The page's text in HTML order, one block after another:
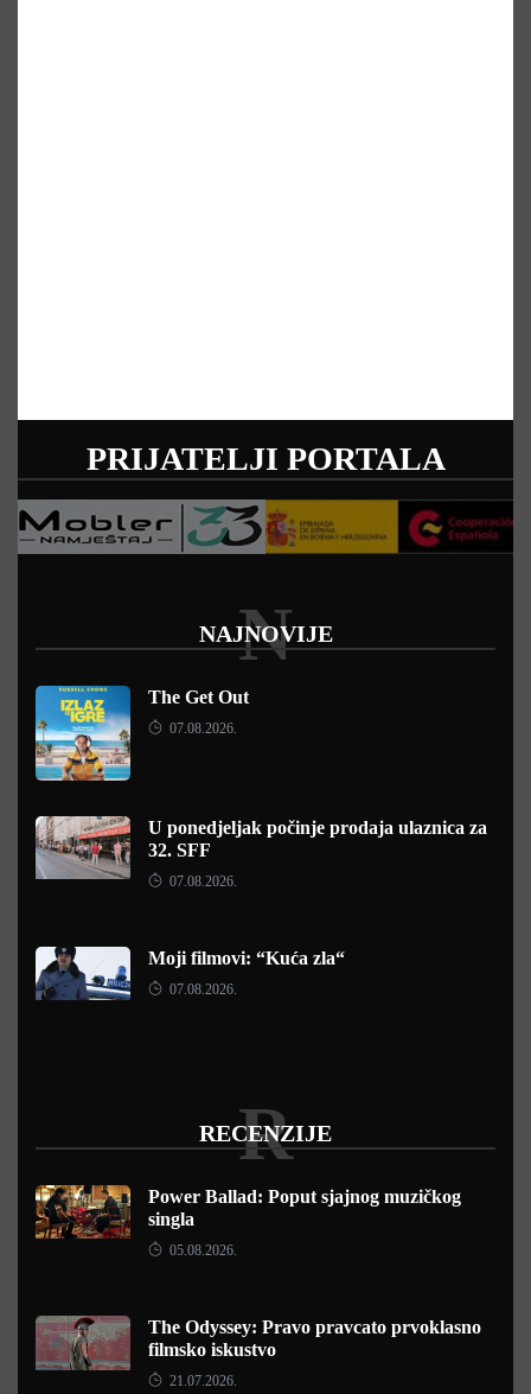
PRIJATELJI PORTALA
NAJNOVIJE
N
The Get Out
07.08.2026.
U ponedjeljak počinje prodaja ulaznica za
32. SFF
07.08.2026.
Moji filmovi: “Kuća zla“
07.08.2026.
RECENZIJE
R
Power Ballad: Poput sjajnog muzičkog
singla
05.08.2026.
The Odyssey: Pravo pravcato prvoklasno
filmsko iskustvo
21.07.2026.